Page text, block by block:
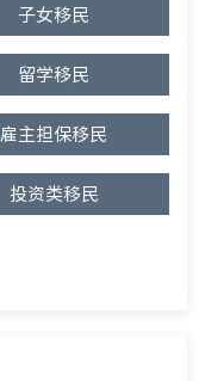
子女移民
留学移民
雇主担保移民
投资类移民